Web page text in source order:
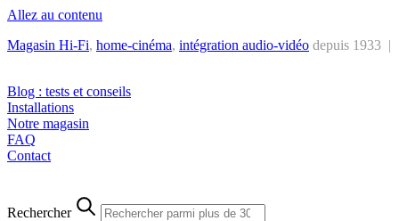
Allez au contenu
Magasin Hi-Fi, home-cinéma, intégration audio-vidéo depuis 1933 |
Blog : tests et conseils
Installations
Notre magasin
FAQ
Contact
Rechercher